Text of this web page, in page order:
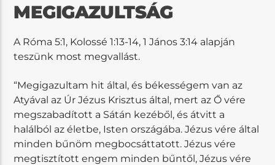
MEGIGAZULTSÁG
A Róma 5:1, Kolossé 1:13-14, 1 János 3:14 alapján
teszünk most megvallást.
“Megigazultam hit által, és békességem van az
Atyával az Úr Jézus Krisztus által, mert az Ő vére
megszabadított a Sátán kezéből, és átvitt a
halálból az életbe, Isten országába. Jézus vére által
minden bűnöm megbocsáttatott. Jézus vére
megtisztított engem minden bűntől, Jézus vére